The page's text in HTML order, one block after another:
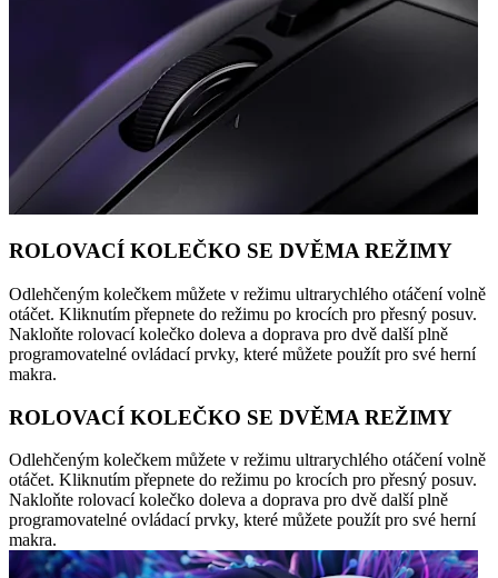
ROLOVACÍ KOLEČKO SE DVĚMA REŽIMY
Odlehčeným kolečkem můžete v režimu ultrarychlého otáčení volně
otáčet. Kliknutím přepnete do režimu po krocích pro přesný posuv.
Nakloňte rolovací kolečko doleva a doprava pro dvě další plně
programovatelné ovládací prvky, které můžete použít pro své herní
makra.
ROLOVACÍ KOLEČKO SE DVĚMA REŽIMY
Odlehčeným kolečkem můžete v režimu ultrarychlého otáčení volně
otáčet. Kliknutím přepnete do režimu po krocích pro přesný posuv.
Nakloňte rolovací kolečko doleva a doprava pro dvě další plně
programovatelné ovládací prvky, které můžete použít pro své herní
makra.